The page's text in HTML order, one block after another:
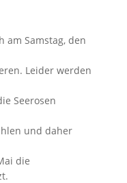
am Samstag, den
Leider werden
Seerosen
und daher
die